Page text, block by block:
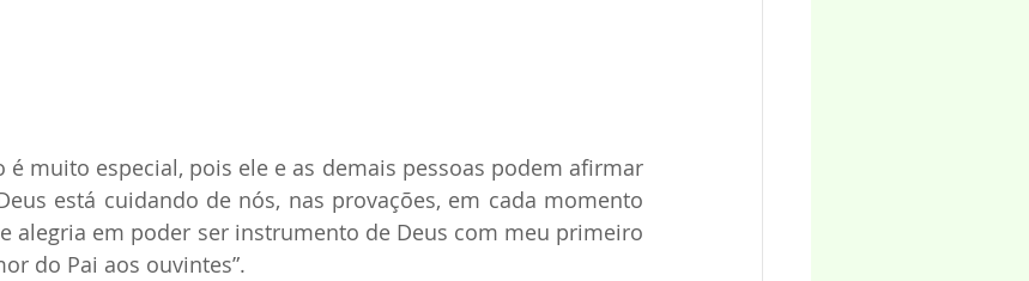
é muito especial, pois ele e as demais pessoas podem afirmar
está cuidando de nós, nas provações, em cada momento
alegria em poder ser instrumento de Deus com meu primeiro
do Pai aos ouvintes”.